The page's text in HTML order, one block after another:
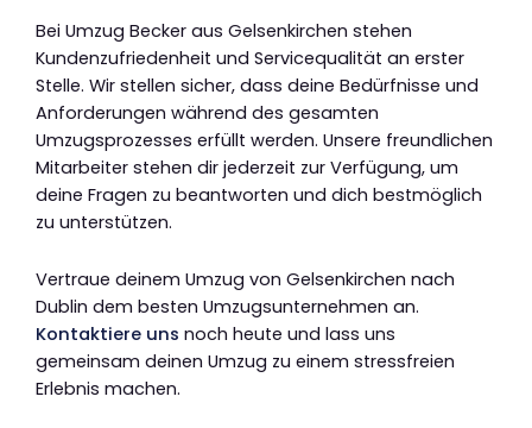
Bei Umzug Becker aus Gelsenkirchen stehen
Kundenzufriedenheit und Servicequalität an erster
Stelle. Wir stellen sicher, dass deine Bedürfnisse und
Anforderungen während des gesamten
Umzugsprozesses erfüllt werden. Unsere freundlichen
Mitarbeiter stehen dir jederzeit zur Verfügung, um
deine Fragen zu beantworten und dich bestmöglich
zu unterstützen.
Vertraue deinem Umzug von Gelsenkirchen nach
Dublin dem besten Umzugsunternehmen an.
Kontaktiere uns noch heute und lass uns
gemeinsam deinen Umzug zu einem stressfreien
Erlebnis machen.